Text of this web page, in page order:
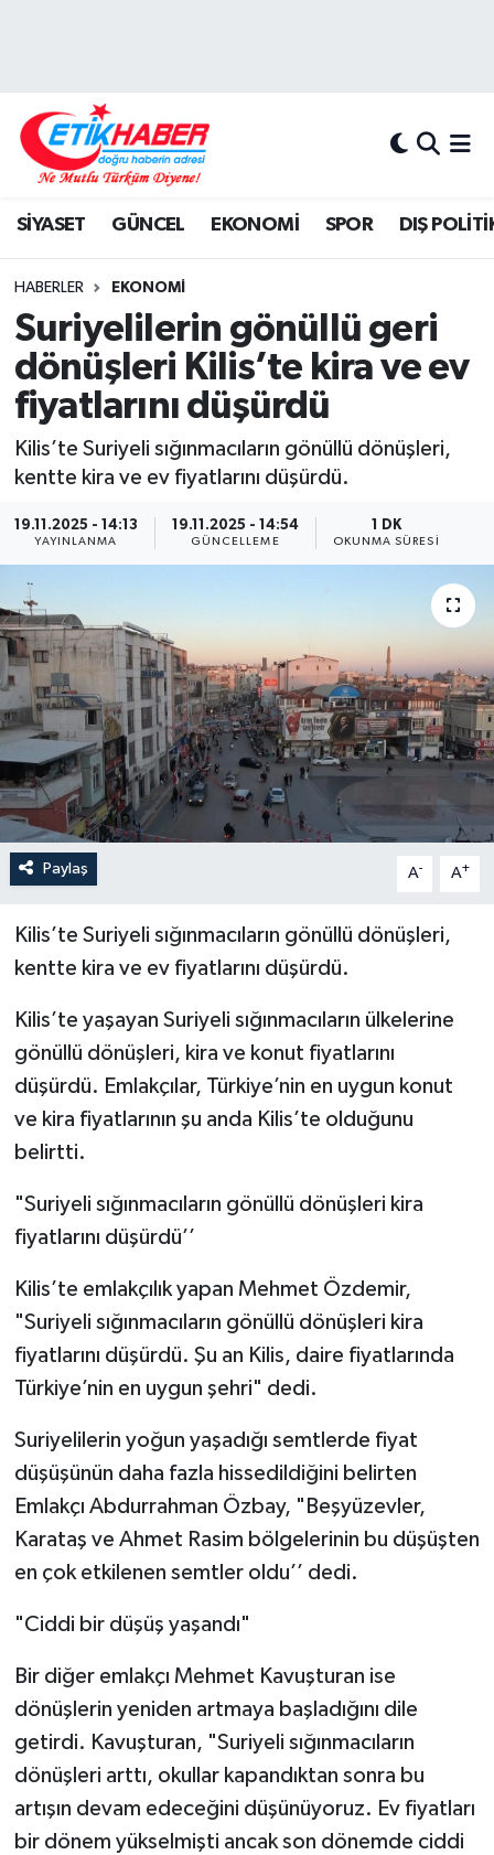
SİYASET GÜNCEL EKONOMİ SPOR DIŞ
HABERLER EKONOMİ
Suriyelilerin gönüllü geri
dönüşleri Kilis’te kira ve ev
fiyatlarını düşürdü
Kilis’te Suriyeli sığınmacıların gönüllü dönüşleri,
kentte kira ve ev fiyatlarını düşürdü.
19.11.2025 - 14:13
YAYINLANMA
19.11.2025 - 14:54
GÜNCELLEME
1 DK
OKUNMA SÜRESI
Paylaş A- A+
Kilis’te Suriyeli sığınmacıların gönüllü dönüşleri,
kentte kira ve ev fiyatlarını düşürdü.
Kilis’te yaşayan Suriyeli sığınmacıların ülkelerine
gönüllü dönüşleri, kira ve konut fiyatlarını
düşürdü. Emlakçılar, Türkiye’nin en uygun konut
ve kira fiyatlarının şu anda Kilis’te olduğunu
belirtti.
"Suriyeli sığınmacıların gönüllü dönüşleri kira
fiyatlarını düşürdü’’
Kilis’te emlakçılık yapan Mehmet Özdemir,
"Suriyeli sığınmacıların gönüllü dönüşleri kira
fiyatlarını düşürdü. Şu an Kilis, daire fiyatlarında
Türkiye’nin en uygun şehri" dedi.
Suriyelilerin yoğun yaşadığı semtlerde fiyat
düşüşünün daha fazla hissedildiğini belirten
Emlakçı Abdurrahman Özbay, "Beşyüzevler,
Karataş ve Ahmet Rasim bölgelerinin bu düşüşten
en çok etkilenen semtler oldu’’ dedi.
"Ciddi bir düşüş yaşandı"
Bir diğer emlakçı Mehmet Kavuşturan ise
dönüşlerin yeniden artmaya başladığını dile
getirdi. Kavuşturan, "Suriyeli sığınmacıların
dönüşleri arttı, okullar kapandıktan sonra bu
artışın devam edeceğini düşünüyoruz. Ev fiyatları
bir dönem yükselmişti ancak son dönemde ciddi
DIŞ POLİTİKA
EKONOMİ
KÖŞE YAZILARI
KÜLTÜR-SANAT-MAGAZİN
MEDYA
ÖZEL HABER
SAĞLIK
SİYASET
GÜNCEL
SPOR
YAŞAM
Yerel
Hava Durumu
Süper Lig Puan Durumu ve Fikstür
Tüm Manşetler
Son Dakika Haberleri
Haber Arşivi